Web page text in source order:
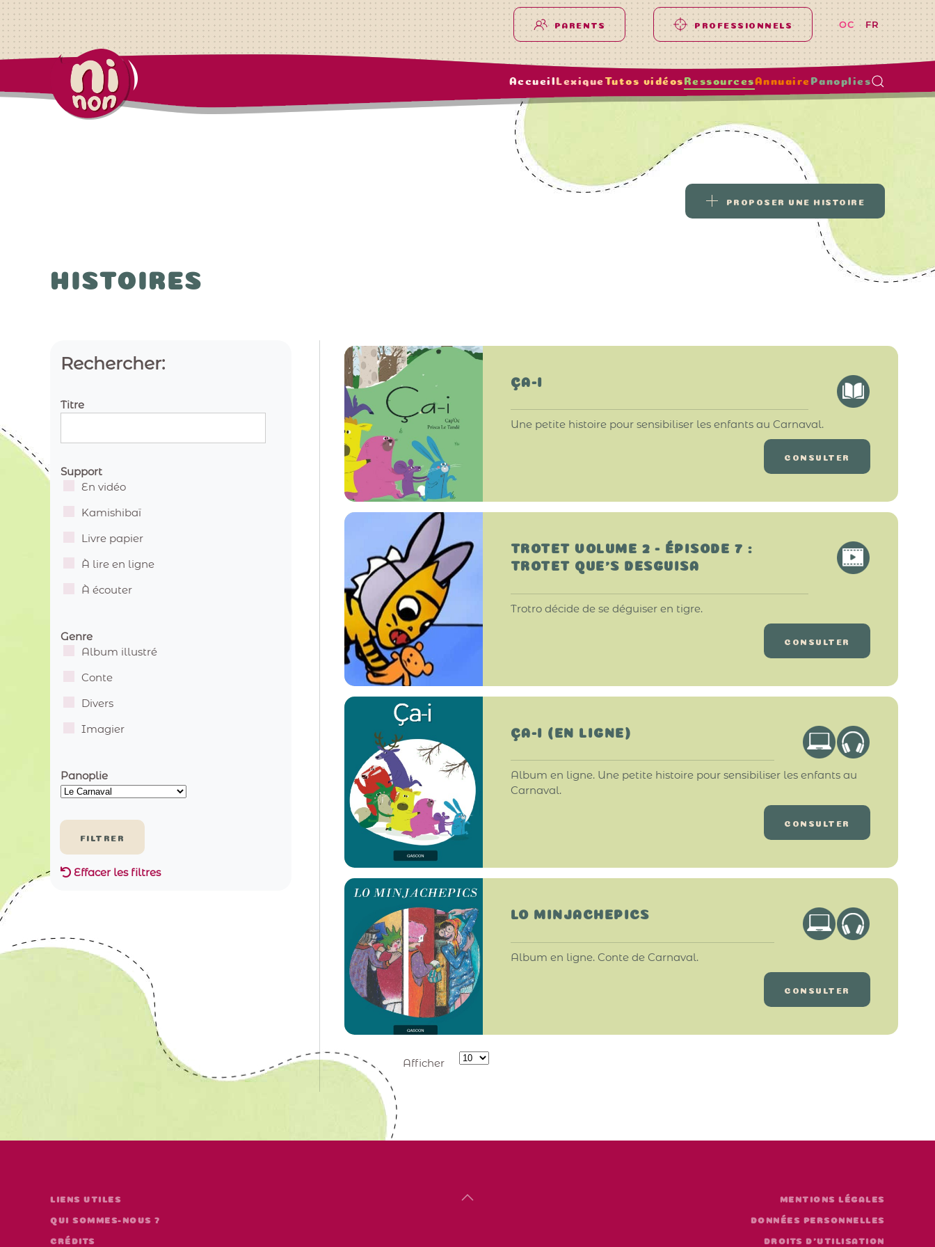
PARENTS PROFESSIONNELS OC FR
AccueilLexiqueTutos vidéosRessourcesAnnuairePanoplies
PROPOSER UNE HISTOIRE
HISTOIRES
Rechercher:
Titre
Support
En vidéo
Kamishibaï
Livre papier
À lire en ligne
À écouter
Genre
Album illustré
Conte
Divers
Imagier
Panoplie
Effacer les filtres
ÇA-I
Une petite histoire pour sensibiliser les enfants au Carnaval.
CONSULTER
TROTET VOLUME 2 - ÉPISODE 7 :
TROTET QUE'S DESGUISA
Trotro décide de se déguiser en tigre.
CONSULTER
ÇA-I (EN LIGNE)
Album en ligne. Une petite histoire pour sensibiliser les enfants au
Carnaval.
CONSULTER
LO MINJACHEPICS
Album en ligne. Conte de Carnaval.
CONSULTER
Afficher
LIENS UTILES
QUI SOMMES-NOUS ?
CRÉDITS
MENTIONS LÉGALES
DONNÉES PERSONNELLES
DROITS D'UTILISATION